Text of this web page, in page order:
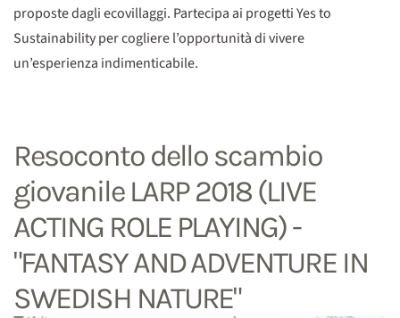
proposte dagli ecovillaggi. Partecipa ai progetti Yes to
Sustainability per cogliere l’opportunità di vivere
un’esperienza indimenticabile.
Resoconto dello scambio
giovanile LARP 2018 (LIVE
ACTING ROLE PLAYING) -
"FANTASY AND ADVENTURE IN
SWEDISH NATURE"